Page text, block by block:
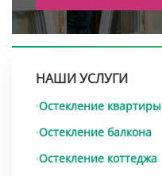
НАШИ УСЛУГИ
Остекление квартиры
Остекление балкона
Остекление коттеджа